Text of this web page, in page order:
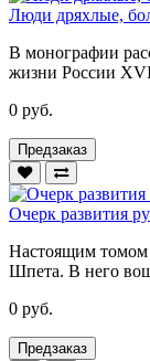
Люди дряхлые,
В монографии
жизни России
0 руб.
Предзаказ
Очерк развития
Настоящим томом
Шпета. В него
0 руб.
Предзаказ